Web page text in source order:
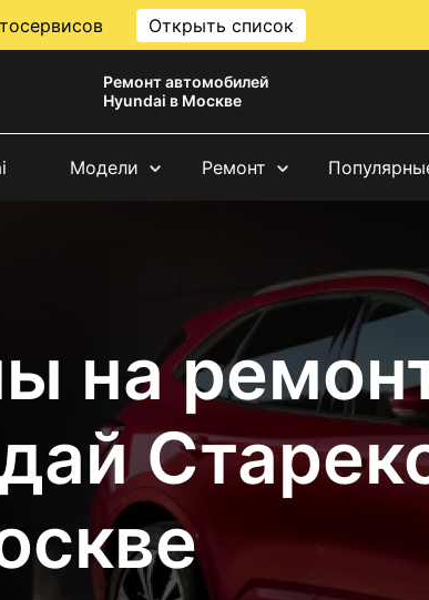
Открыть список
Ремонт автомобилей
Hyundai в Москве
Модели Ремонт
на